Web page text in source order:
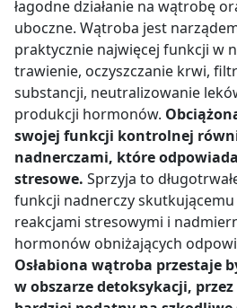
łagodne działanie na wątrobę
uboczne. Wątroba jest
praktycznie najwięcej funkcji w
trawienie, oczyszczanie krwi,
substancji, neutralizowanie
produkcji hormonów.
swojej funkcji kontrolnej
nadnerczami, które
stresowe. Sprzyja to
funkcji nadnerczy skutkującemu
reakcjami stresowymi i
hormonów obniżających
Osłabiona wątroba przestaje
w obszarze detoksykacji,